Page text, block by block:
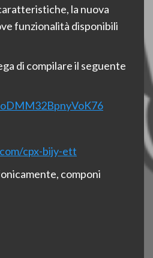
la nuova
funzionalità disponibili
di compilare il seguente
cpx-bijy-ett
componi